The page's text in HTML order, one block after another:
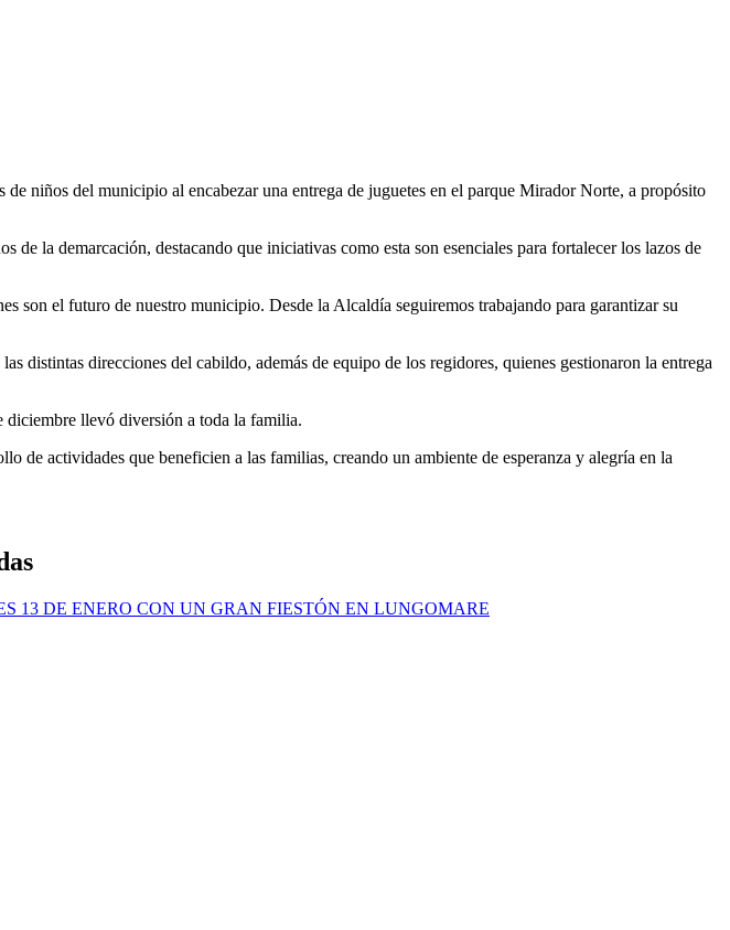
niños del municipio al encabezar una entrega de juguetes en el parque Mirador Norte, a propósito
la demarcación, destacando que iniciativas como esta son esenciales para fortalecer los lazos de
son el futuro de nuestro municipio. Desde la Alcaldía seguiremos trabajando para garantizar su
distintas direcciones del cabildo, además de equipo de los regidores, quienes gestionaron la entrega
llevó diversión a toda la familia.
actividades que beneficien a las familias, creando un ambiente de esperanza y alegría en la
13 DE ENERO CON UN GRAN FIESTÓN EN LUNGOMARE